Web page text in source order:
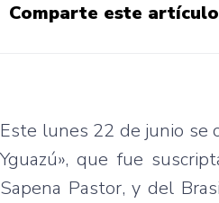
Comparte este artículo
Este lunes 22 de junio se
Yguazú», que fue
Sapena Pastor, y del